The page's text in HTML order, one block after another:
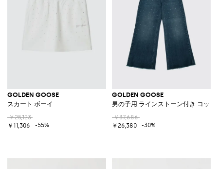
GOLDEN GOOSE
スカート ボーイ
￥25,123
￥11,306
-55%
GOLDEN GOOSE
男の子用 ラインストーン付き コッ
￥37,686
￥26,380
-30%